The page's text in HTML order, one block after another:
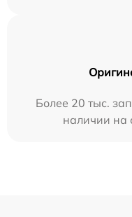
Более 20 тыс.
наличии на